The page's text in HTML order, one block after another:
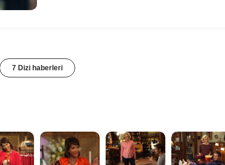
7 Dizi haberleri